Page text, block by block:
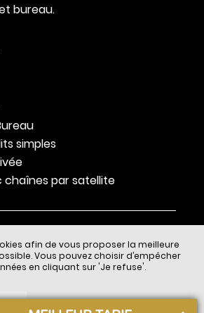
bureau.
simples
chaînes par satellite
afin de vous proposer la meilleure
Vous pouvez choisir d’empêcher
en cliquant sur 'Je refuse'.